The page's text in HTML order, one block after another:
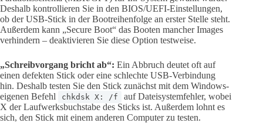
Deshalb kontrollieren Sie in den BIOS/UEFI-Einstellungen,
ob der USB-Stick in der Bootreihenfolge an erster Stelle steht.
Außerdem kann „Secure Boot“ das Booten mancher Images
verhindern – deaktivieren Sie diese Option testweise.
„Schreibvorgang bricht ab“: Ein Abbruch deutet oft auf
einen defekten Stick oder eine schlechte USB-Verbindung
hin. Deshalb testen Sie den Stick zunächst mit dem Windows-
eigenen Befehl
chkdsk X: /f
auf Dateisystemfehler, wobei
X der Laufwerksbuchstabe des Sticks ist. Außerdem lohnt es
sich, den Stick mit einem anderen Computer zu testen.